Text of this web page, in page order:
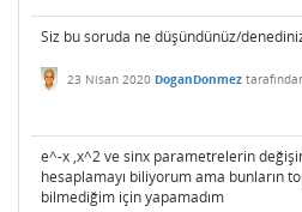
Siz bu soruda ne düşündünüz/
23 Nisan 2020 DoganDonmez
e^-x ,x^2 ve sinx parametrelerin
hesaplamayı biliyorum ama bunların
bilmediğim için yapamadım